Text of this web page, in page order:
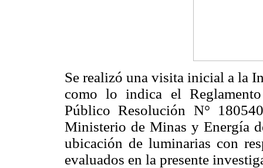
Se realizó una visita inicial a la
como lo indica el
Público Resolución N°
Ministerio de Minas y Energía
ubicación de luminarias con
evaluados en la presente